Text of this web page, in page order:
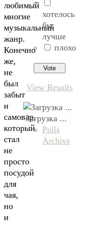
любимый
многие
музыкальный
жанр.
Конечно
же,
не
был
забыт
и
самовар,
который
стал
не
просто
посудой
для
чая,
но
и
хотелось
бы
лучше
плохо
View Results
Загрузка ...
Polls
Archive